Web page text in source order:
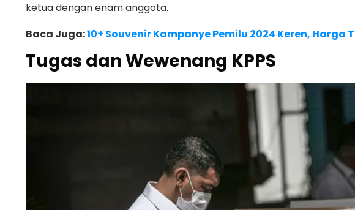
ketua dengan enam anggota.
Baca Juga:10+ Souvenir Kampanye Pemilu 2024 Keren, Harga
Tugas dan Wewenang KPPS